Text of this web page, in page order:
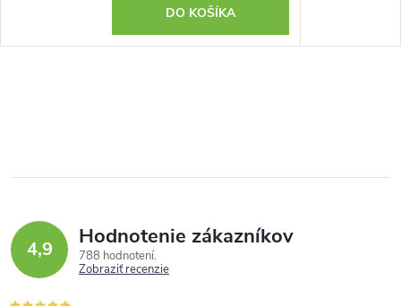
DO KOŠÍKA
4,9 Hodnotenie zákazníkov
788 hodnotení
Zobraziť recenzie